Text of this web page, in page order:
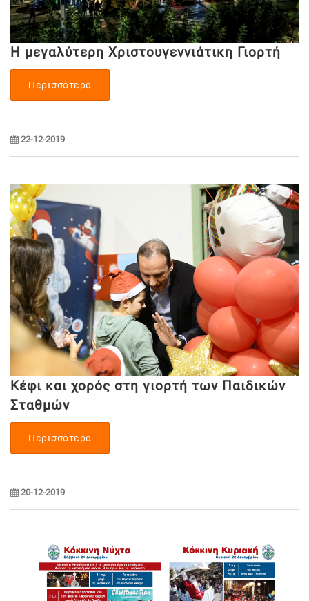
Η μεγαλύτερη Χριστουγεννιάτικη Γιορτή
Περισσότερα
22-12-2019
Κέφι και χορός στη γιορτή των Παιδικών
Σταθμών
Περισσότερα
20-12-2019